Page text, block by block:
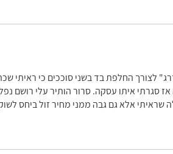
לצורך החלפת בד בשני סוככים כי ראיתי
סגרתי איתו עסקה. סרור הותיר עלי רושם
שראיתי אלא גם גבה ממני מחיר זול ביחס